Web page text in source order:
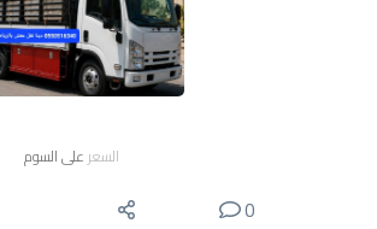
السعر على السوم
0